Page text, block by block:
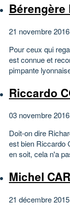
Bérengère
21 novembre
Pour ceux qui
est connue et
pimpante
Riccardo
03 novembre
Doit-on dire
est bien Riccardo
en soit, cela n'a
Michel
21 décembre